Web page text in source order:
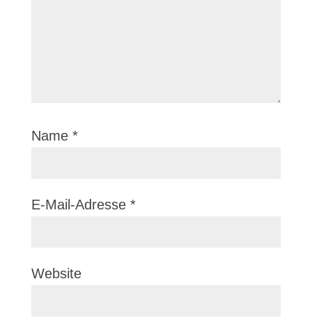
Name *
E-Mail-Adresse *
Website